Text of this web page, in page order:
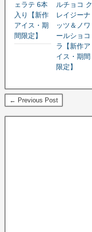
ェラテ 6本
入り【新作
アイス・期
間限定】
ルチョコ ク
レイジーナ
ッツ＆ノワ
ールショコ
ラ【新作ア
イス・期間
限定】
← Previous Post